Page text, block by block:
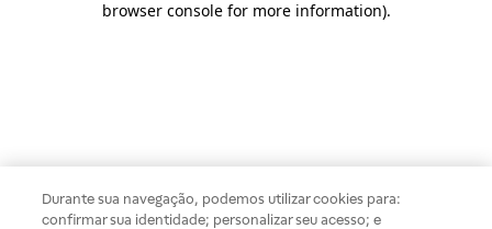
browser console for more information).
Durante sua navegação, podemos utilizar cookies para:
confirmar sua identidade; personalizar seu acesso; e